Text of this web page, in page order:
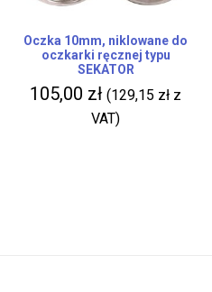
Oczka 10mm, niklowane do
oczkarki ręcznej typu
SEKATOR
105,00 zł (129,15 zł z
VAT)